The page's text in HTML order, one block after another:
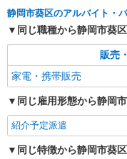
+゜・
キープ
静岡市葵区のアルバイト・
同じ職種から静岡市葵
販売
家電・携帯販売
同じ雇用形態から静岡
紹介予定派遣
同じ特徴から静岡市葵